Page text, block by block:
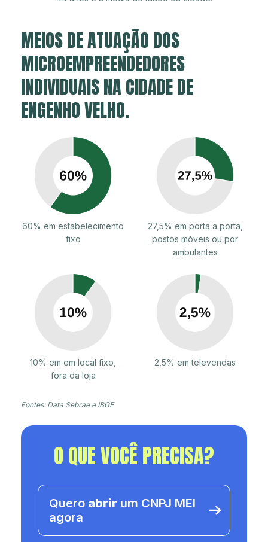
MEIOS DE ATUAÇÃO DOS
MICROEMPREENDEDORES
INDIVIDUAIS NA CIDADE DE
ENGENHO VELHO.
60% em estabelecimento
fixo
27,5% em porta a porta,
postos móveis ou por
ambulantes
10% em em local fixo,
fora da loja
2,5% em televendas
Fontes: Data Sebrae e IBGE
O QUE VOCÊ PRECISA?
Quero abrir um CNPJ MEI
agora